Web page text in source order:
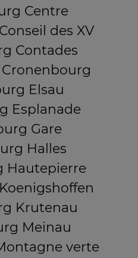
Centre
des XV
Contades
Elsau
Esplanade
Gare
Halles
Hautepierre
Krutenau
Meinau
verte